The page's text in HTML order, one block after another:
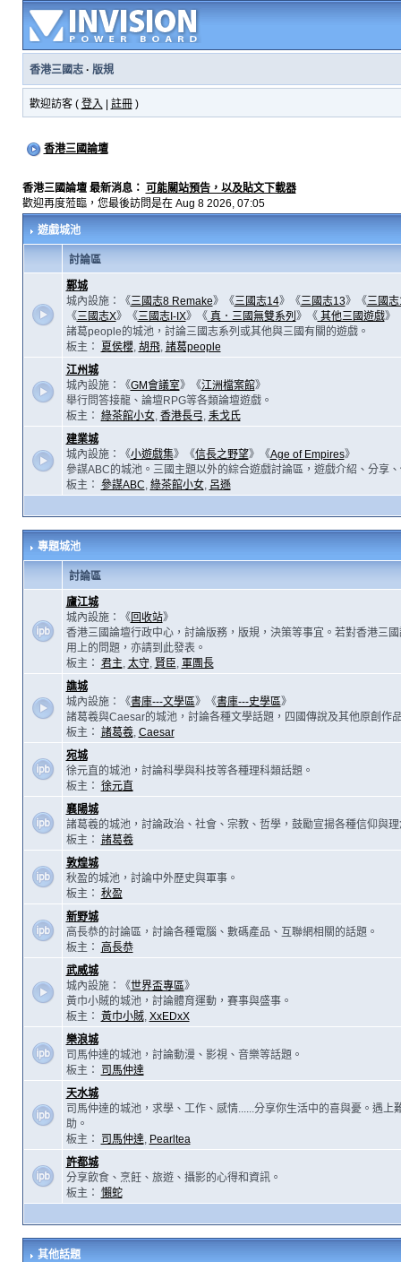
香港三國志· 版規
歡迎訪客 ( 登入 註冊)
香港三國論壇
香港三國論壇 最新消息： 可能關站預告，以及貼文下載器
歡迎再度蒞臨，您最後訪問是在 Aug 8 2026, 07:05
遊戲城池
討論區
鄴城
城內設施：《三國志8 Remake》《三國志14》《三國志13》《三國
《三國志X》《三國志I-IX》《真．三國無雙系列 》《其他三國遊戲》
諸葛people的城池，討論三國志系列或其他與三國有關的遊戲。
板主：
夏侯櫻, 胡飛, 諸葛people
江州城
城內設施：《GM會議室》《江洲檔案館》
舉行問答接龍、論壇RPG等各類論壇遊戲。
板主： 綠茶館小女, 香港長弓, 耒戈氏
建業城
城內設施：《小遊戲集》《信長之野望》《Age of Empires》
參謀ABC的城池。三國主題以外的綜合遊戲討論區，遊戲介紹、分享
板主： 參謀ABC, 綠茶館小女, 呂遜
專題城池
討論區
廬江城
城內設施：《回收站》
香港三國論壇行政中心，討論版務，版規，決策等事宜。若對香港三
用上的問題，亦請到此發表。
板主： 君主, 太守, 賢臣, 軍團長
譙城
城內設施：《書庫---文學區》《書庫---史學區》
諸葛羲與Caesar的城池，討論各種文學話題，四國傳說及其他原創作
板主： 諸葛羲, Caesar
宛城
徐元直的城池，討論科學與科技等各種理科類話題。
板主： 徐元直
襄陽城
諸葛羲的城池，討論政治、社會、宗教、哲學，鼓勵宣揚各種信仰與理
板主： 諸葛羲
敦煌城
秋盈的城池，討論中外歷史與軍事。
板主： 秋盈
新野城
高長恭的討論區，討論各種電腦、數碼產品、互聯網相關的話題。
板主：
高長恭
武威城
城內設施：《世界盃專區》
黃巾小賊的城池，討論體育運動，賽事與盛事。
板主： 黃巾小賊, XxEDxX
樂浪城
司馬仲達的城池，討論動漫、影視、音樂等話題。
板主：
司馬仲達
天水城
司馬仲達的城池，求學、工作、感情......分享你生活中的喜與憂。遇上
助。
板主：
司馬仲達, Pearltea
許都城
分享飲食、烹飪、旅遊、攝影的心得和資訊。
板主： 懶蛇
其他話題